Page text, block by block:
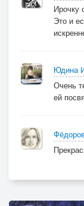
Ирочку
Это и
Юдина
Очень
ей